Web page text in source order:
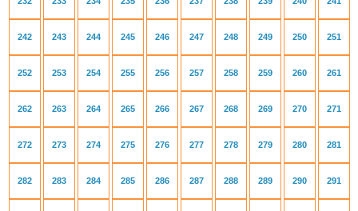
242 243 244 245 246 247 248 249 250 251
252 253 254 255 256 257 258 259 260 261
262 263 264 265 266 267 268 269 270 271
272 273 274 275 276 277 278 279 280 281
282 283 284 285 286 287 288 289 290 291